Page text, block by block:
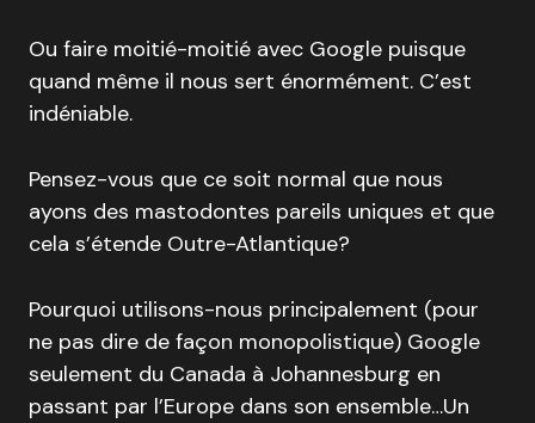
Ou faire moitié-moitié avec Google puisque
quand même il nous sert énormément. C’est
indéniable.
Pensez-vous que ce soit normal que nous
ayons des mastodontes pareils uniques et que
cela s’étende Outre-Atlantique?
Pourquoi utilisons-nous principalement (pour
ne pas dire de façon monopolistique) Google
seulement du Canada à Johannesburg en
passant par l’Europe dans son ensemble…Un